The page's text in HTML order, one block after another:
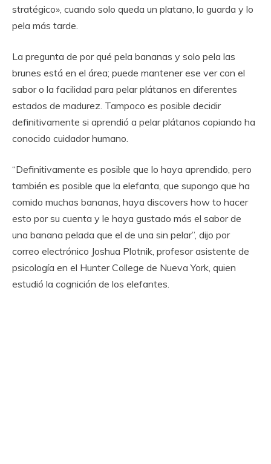
stratégico», cuando solo queda un platano, lo guarda y lo
pela más tarde.
La pregunta de por qué pela bananas y solo pela las
brunes está en el área; puede mantener ese ver con el
sabor o la facilidad para pelar plátanos en diferentes
estados de madurez. Tampoco es posible decidir
definitivamente si aprendió a pelar plátanos copiando ha
conocido cuidador humano.
“Definitivamente es posible que lo haya aprendido, pero
también es posible que la elefanta, que supongo que ha
comido muchas bananas, haya discovers how to hacer
esto por su cuenta y le haya gustado más el sabor de
una banana pelada que el de una sin pelar”, dijo por
correo electrónico Joshua Plotnik, profesor asistente de
psicología en el Hunter College de Nueva York, quien
estudió la cognición de los elefantes.